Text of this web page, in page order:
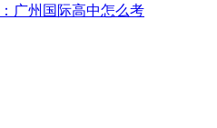
广州国际高中怎么考